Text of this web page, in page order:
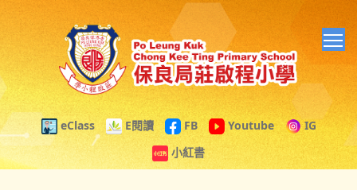
eClass E閱讀 FB Youtube
IG
小紅書